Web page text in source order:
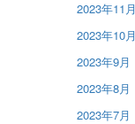
2023年11月
2023年10月
2023年9月
2023年8月
2023年7月